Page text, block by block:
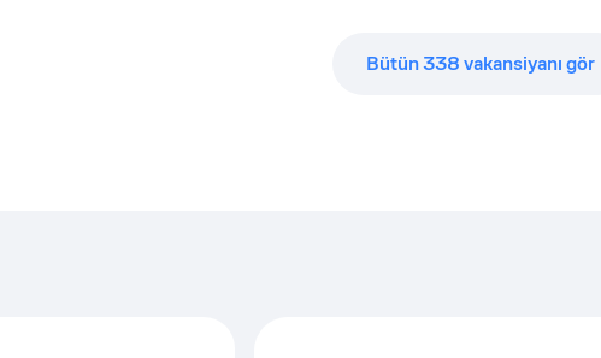
Bütün338vakansiyanı gör